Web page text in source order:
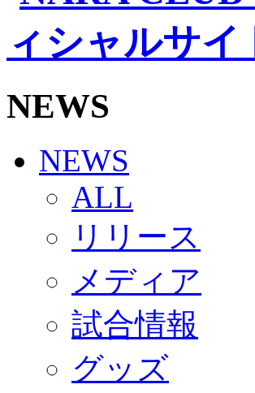
ボランティアチーム「
ビクトリーロード
HOMEGAME
観戦ルール＆マナー
Jリーグ運営管理規定
写真・動画使用ガイドライン
SCHEDULE
2026/27
練習見学時のファンサービスに
TICKET
奈良クラブ明治安田J3リーグ
奈良クラブ明治安田Ｊ3リーグ
観戦ルール＆マナー
2026/27ファンコミュニティ
サポートショップ
GOODS
オフィシャルストア（実店舗）
オンラインストア
ACADEMY
アカデミーについて
NEWS
NEWS
ALL
リリース
メディア
試合情報
グッズ